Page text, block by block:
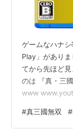
ゲームなハナ
Play」があり
てから先ほど
のは 『真・三
www
ゲーでした🥊(
出現する、て
#真三國無双 #